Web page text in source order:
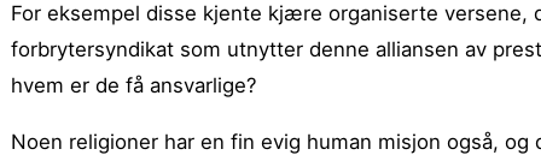
For eksempel disse kjente kjære organiserte
forbrytersyndikat som utnytter denne alliansen av
hvem er de få ansvarlige?
Noen religioner har en fin evig human misjon også,